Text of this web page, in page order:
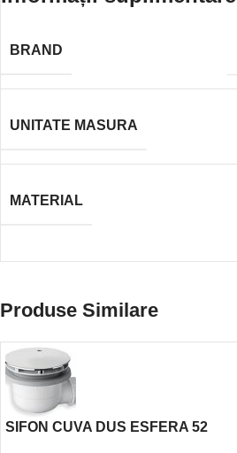
BRAND
UNITATE MASURA
MATERIAL
Produse Similare
SIFON CUVA DUS ESFERA 52